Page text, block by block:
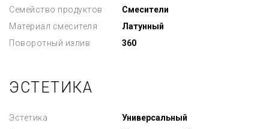
Семейство продуктов
Смесители
Материал смесителя
Латунный
Поворотный излив
360
ЭСТЕТИКА
Эстетика
Универсальный